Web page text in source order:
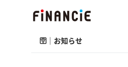
🛜｜お知らせ